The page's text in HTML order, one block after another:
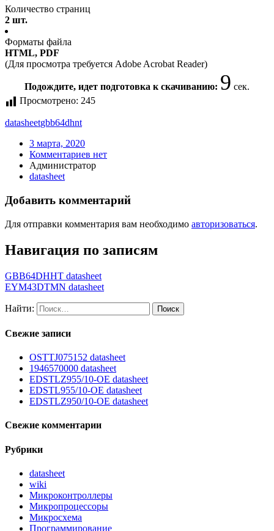
Количество страниц
2 шт.
Форматы файла
HTML, PDF
(Для просмотра требуется Adobe Acrobat Reader)
Подождите, идет подготовка к скачиванию: 9 сек.
Просмотрено: 245
datasheetgbb64dhnt
3 марта, 2020
Комментариев нет
Администратор
datasheet
Добавить комментарий
Для отправки комментария вам необходимо авторизоваться.
Навигация по записям
GBB64DHHT datasheet
EYM43DTMN datasheet
Найти:
Свежие записи
OSTTJ075152 datasheet
1946570000 datasheet
EDSTLZ955/10-OE datasheet
EDSTL955/10-OE datasheet
EDSTLZ950/10-OE datasheet
Свежие комментарии
Рубрики
datasheet
wiki
Микроконтроллеры
Микропроцессоры
Микросхема
Программирование